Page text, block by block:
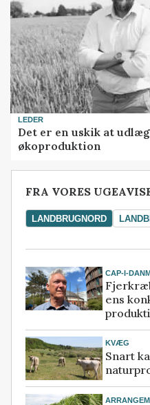
LEDER
Det er en uskik at
økoproduktion
FRA VORES
LANDBRUGNORD
CAP-I-
ens
KVÆG
Snart